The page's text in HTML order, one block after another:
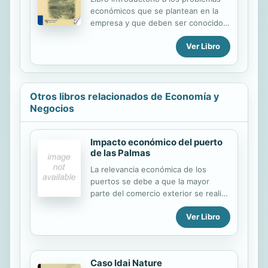
económicos que se plantean en la
empresa y que deben ser conocidos
por los diversos profesionlaes de la
informática y las TICs. Adaptado a la
metodología a distancia, continene
actividades resueltas, esquemas,
tablas y ladillos que destcan puntos
fundamentales del texto un resumen
Ver Libro
Otros libros relacionados de Economía y
Negocios
Impacto económico del puerto
de las Palmas
La relevancia económica de los
puertos se debe a que la mayor
parte del comercio exterior se realiza
por vía marítima. Fenómenos como la
globalización, que conlleva una
descentralización del proceso
economías, y la creación y ampliación
de grandes áreas comerciales, han
Ver Libro
Caso Idai Nature